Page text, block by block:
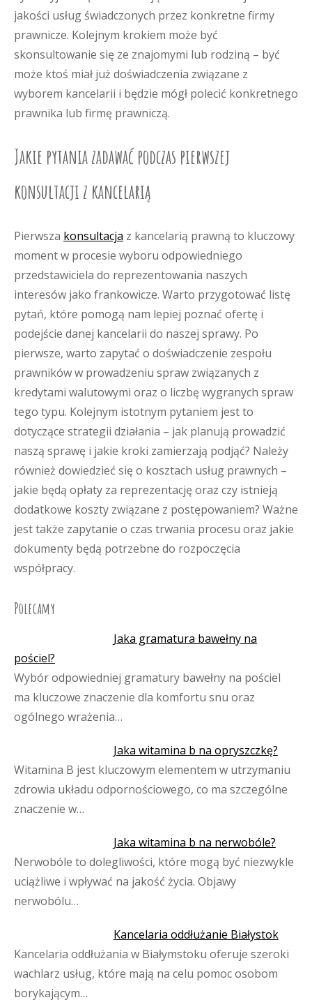
jakości usług świadczonych przez konkretne firmy
prawnicze. Kolejnym krokiem może być
skonsultowanie się ze znajomymi lub rodziną – być
może ktoś miał już doświadczenia związane z
wyborem kancelarii i będzie mógł polecić konkretnego
prawnika lub firmę prawniczą.
Jakie pytania zadawać podczas pierwszej
konsultacji z kancelarią
Pierwsza konsultacja z kancelarią prawną to kluczowy
moment w procesie wyboru odpowiedniego
przedstawiciela do reprezentowania naszych
interesów jako frankowicze. Warto przygotować listę
pytań, które pomogą nam lepiej poznać ofertę i
podejście danej kancelarii do naszej sprawy. Po
pierwsze, warto zapytać o doświadczenie zespołu
prawników w prowadzeniu spraw związanych z
kredytami walutowymi oraz o liczbę wygranych spraw
tego typu. Kolejnym istotnym pytaniem jest to
dotyczące strategii działania – jak planują prowadzić
naszą sprawę i jakie kroki zamierzają podjąć? Należy
również dowiedzieć się o kosztach usług prawnych –
jakie będą opłaty za reprezentację oraz czy istnieją
dodatkowe koszty związane z postępowaniem? Ważne
jest także zapytanie o czas trwania procesu oraz jakie
dokumenty będą potrzebne do rozpoczęcia
współpracy.
Polecamy
Jaka gramatura bawełny na
pościel?
Wybór odpowiedniej gramatury bawełny na pościel
ma kluczowe znaczenie dla komfortu snu oraz
ogólnego wrażenia…
Jaka witamina b na opryszczkę?
Witamina B jest kluczowym elementem w utrzymaniu
zdrowia układu odpornościowego, co ma szczególne
znaczenie w…
Jaka witamina b na nerwobóle?
Nerwobóle to dolegliwości, które mogą być niezwykle
uciążliwe i wpływać na jakość życia. Objawy
nerwobólu…
Kancelaria oddłużanie Białystok
Kancelaria oddłużania w Białymstoku oferuje szeroki
wachlarz usług, które mają na celu pomoc osobom
borykającym…